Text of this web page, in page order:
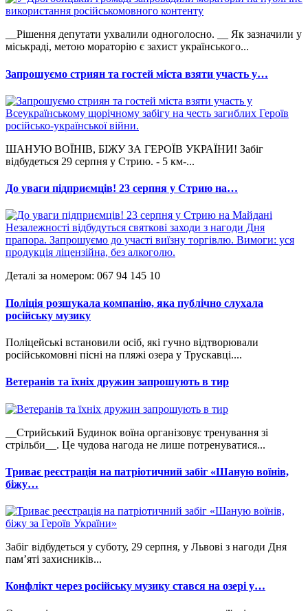
__Рішення депутати ухвалили одноголосно. __ Як зазначили у
міськраді, метою мораторію є захист українського...
Запрошуємо стриян та гостей міста взяти участь у…
ШАНУЮ ВОЇНІВ, БІЖУ ЗА ГЕРОЇВ УКРАЇНИ! Забіг
відбудеться 29 серпня у Стрию. - 5 км-...
До уваги підприємців! 23 серпня у Стрию на…
Деталі за номером: 067 94 145 10
Поліція розшукала компанію, яка публічно слухала
російську музику
Поліцейські встановили осіб, які гучно відтворювали
російськомовні пісні на пляжі озера у Трускавці....
Ветеранів та їхніх дружин запрошують в тир
__Стрийський Будинок воїна організовує тренування зі
стрільби__. Це чудова нагода не лише потренуватися...
Триває реєстрація на патріотичний забіг «Шаную воїнів,
біжу…
Забіг відбудеться у суботу, 29 серпня, у Львові з нагоди Дня
пам’яті захисників...
Конфлікт через російську музику стався на озері у…